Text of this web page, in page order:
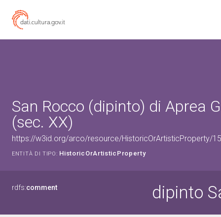
San Rocco (dipinto) di Aprea
(sec. XX)
https://w3id.org/arco/resource/HistoricOrArtisticProperty/
ENTITÀ DI TIPO: HistoricOrArtisticProperty
rdfs:comment dipinto